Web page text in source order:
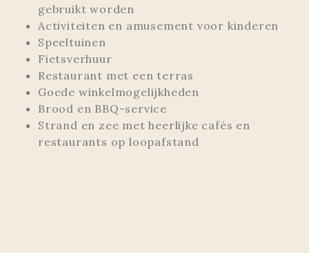
gebruikt worden
Activiteiten en amusement voor kinderen
Speeltuinen
Fietsverhuur
Restaurant met een terras
Goede winkelmogelijkheden
Brood en BBQ-service
Strand en zee met heerlijke cafés en
restaurants op loopafstand